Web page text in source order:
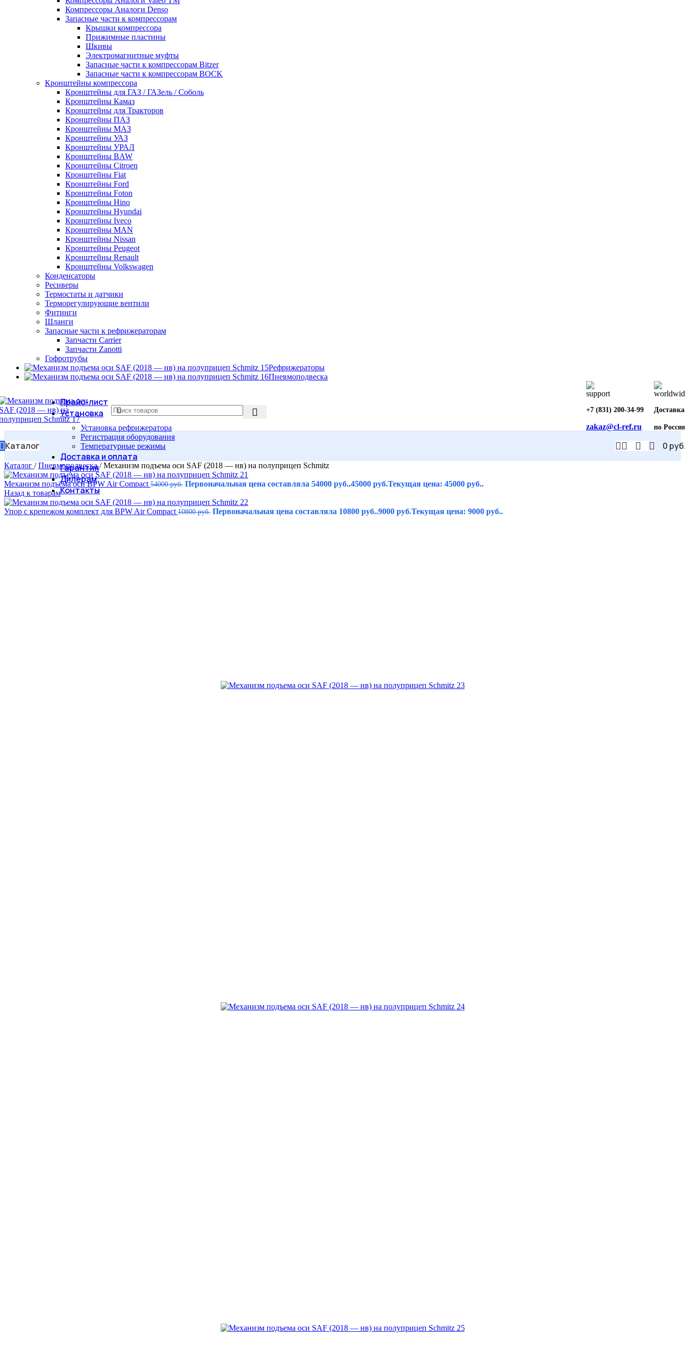
Компрессоры Аналоги Denso
Запасные части к компрессорам
Крышки компрессора
Прижимные пластины
Шкивы
Электромагнитные муфты
Запасные части к компрессорам Bitzer
Запасные части к компрессорам BOCK
Кронштейны компрессора
Кронштейны для ГАЗ / ГАЗель / Соболь
Кронштейны Камаз
Кронштейны для Тракторов
Кронштейны ПАЗ
Кронштейны МАЗ
Кронштейны УАЗ
Кронштейны УРАЛ
Кронштейны BAW
Кронштейны Citroen
Кронштейны Fiat
Кронштейны Ford
Кронштейны Foton
Кронштейны Hino
Кронштейны Hyundai
Кронштейны Iveco
Кронштейны MAN
Кронштейны Nissan
Кронштейны Peugeot
Кронштейны Renault
Кронштейны Volkswagen
Конденсаторы
Ресиверы
Термостаты и датчики
Терморегулирующие вентили
Фитинги
Шланги
Запасные части к рефрижераторам
Запчасти Carrier
Запчасти Zanotti
Гофротрубы
Рефрижераторы
Пневмоподвеска
+7 (831) 200-34-99
zakaz@cl-ref.ru
Доставка
по
Каталог
Прайс-лист
Установка
Установка рефрижератора
Регистрация оборудования
Температурные режимы
Доставка и оплата
Гарантия
Дилерам
Контакты
0
Каталог / Пневмоподвеска/ Механизм подъема оси SAF (2018 — нв) на полуприцеп Schmitz
Механизм подъёма оси BPW Air Compact 54000руб. Первоначальная цена составляла 54000 руб..45000 руб.Текущая цена: 45000 руб..
Назад к товарам
Упор с крепежом комплект для BPW Air Compact 10800руб. Первоначальная цена составляла 10800 руб..9000 руб.Текущая цена: 9000 руб..